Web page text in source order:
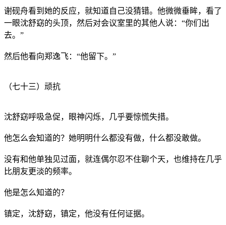
谢砚舟看到她的反应，就知道自己没猜错。他微微垂眸，看了
一眼沈舒窈的头顶，然后对会议室里的其他人说：“你们出
去。”
然后他看向郑逸飞：“他留下。”
（七十三）顽抗
沈舒窈呼吸急促，眼神闪烁，几乎要惊慌失措。
他怎么会知道的？她明明什么都没有做，什么都没敢做。
没有和他单独见过面，就连偶尔忍不住聊个天，也维持在几乎
比朋友更淡的频率。
他是怎么知道的？
镇定，沈舒窈，镇定，他没有任何证据。